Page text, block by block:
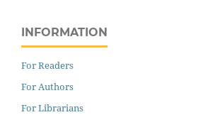
INFORMATION
For Readers
For Authors
For Librarians